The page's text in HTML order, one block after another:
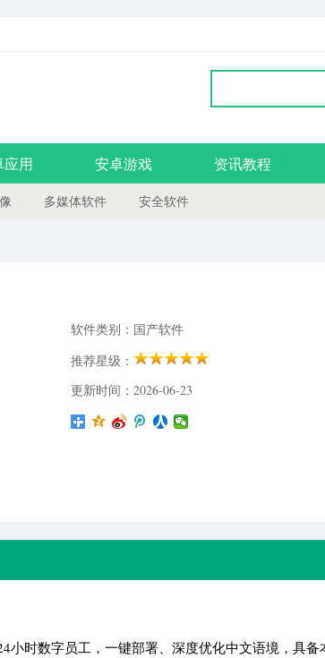
应用 安卓游戏 资讯教程
多媒体软件 安全软件
软件类别：国产软件
推荐星级：
更新时间：2026-06-23
小时数字员工，一键部署、深度优化中文语境，具备